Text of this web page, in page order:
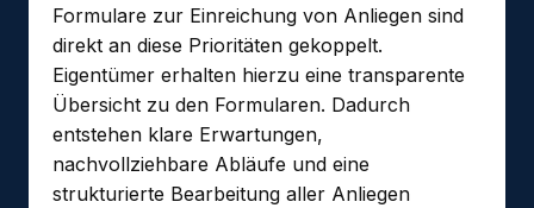
Formulare zur Einreichung von Anliegen sind
direkt an diese Prioritäten gekoppelt.
Eigentümer erhalten hierzu eine transparente
Übersicht zu den Formularen. Dadurch
entstehen klare Erwartungen,
nachvollziehbare Abläufe und eine
strukturierte Bearbeitung aller Anliegen